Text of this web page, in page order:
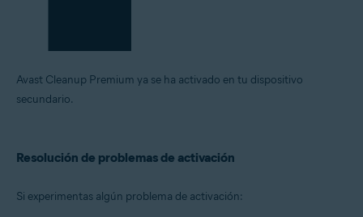
Avast Cleanup Premium ya se ha activado en tu dispositivo
secundario.
Resolución de problemas de activación
Si experimentas algún problema de activación: